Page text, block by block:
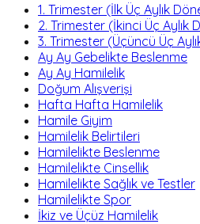
1. Trimester (İlk Üç Aylık
2. Trimester (İkinci Üç Aylık
3. Trimester (Üçüncü Üç
Ay Ay Gebelikte Beslenme
Ay Ay Hamilelik
Doğum Alışverişi
Hafta Hafta Hamilelik
Hamile Giyim
Hamilelik Belirtileri
Hamilelikte Beslenme
Hamilelikte Cinsellik
Hamilelikte Sağlık ve Testler
Hamilelikte Spor
İkiz ve Üçüz Hamilelik